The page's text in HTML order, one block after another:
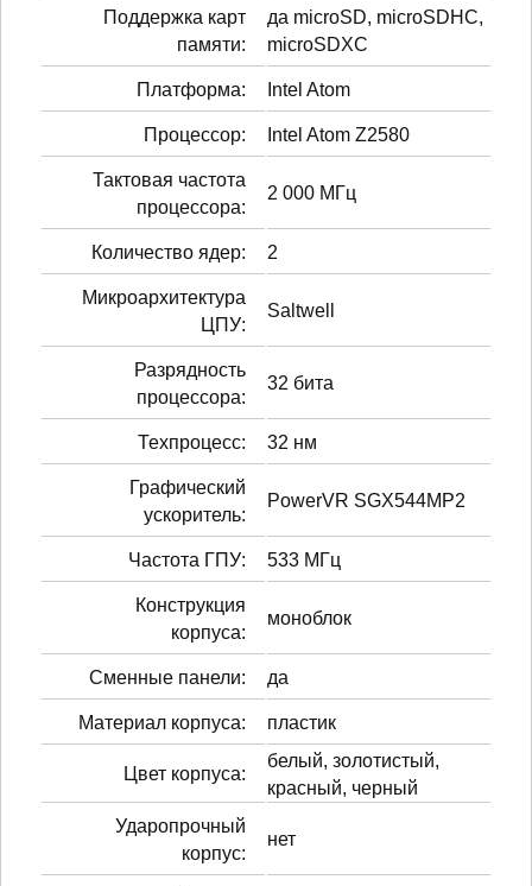
Поддержка карт
памяти:
да microSD, microSDHC,
microSDXC
Платформа: Intel Atom
Процессор: Intel Atom Z2580
Тактовая частота
процессора:
2 000 МГц
Количество ядер: 2
Микроархитектура
ЦПУ:
Saltwell
Разрядность
процессора:
32 бита
Техпроцесс: 32 нм
Графический
ускоритель:
PowerVR SGX544MP2
Частота ГПУ: 533 МГц
Конструкция
корпуса:
моноблок
Сменные панели: да
Материал корпуса: пластик
Цвет корпуса:
белый, золотистый,
красный, черный
Ударопрочный
корпус:
нет